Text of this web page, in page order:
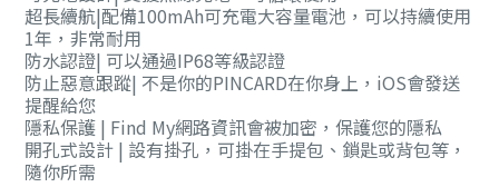
超長續航|配備100mAh可充電大容量電池，可以持續使用
1年，非常耐用
防水認證| 可以通過IP68等級認證
防止惡意跟蹤| 不是你的PINCARD在你身上，iOS會發送
提醒給您
隱私保護 | Find My網路資訊會被加密，保護您的隱私
開孔式設計 | 設有掛孔，可掛在手提包、鎖匙或背包等，
隨你所需